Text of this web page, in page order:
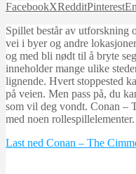
FacebookXRedditPinterest
Spillet består av utforskning
vei i byer og andre
og med bli nødt til å bryte
inneholder mange ulike
lignende. Hvert stoppested
på veien. Men pass på, du
som vil deg vondt. Conan –
med noen rollespillelementer.
Last ned Conan – The